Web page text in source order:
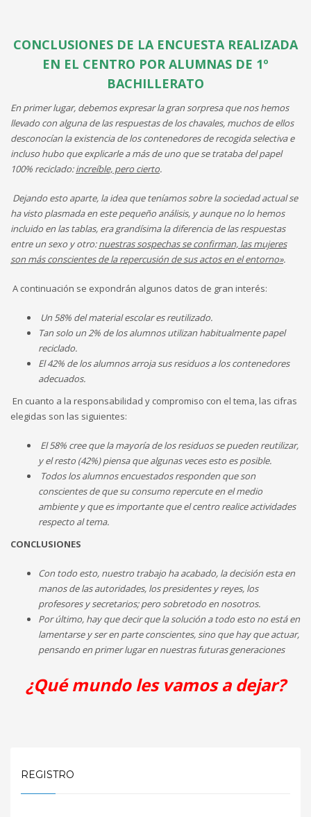
CONCLUSIONES DE LA ENCUESTA REALIZADA
EN EL CENTRO POR ALUMNAS DE 1º
BACHILLERATO
En primer lugar, debemos expresar la gran sorpresa que nos hemos
llevado con alguna de las respuestas de los chavales, muchos de ellos
desconocían la existencia de los contenedores de recogida selectiva e
incluso hubo que explicarle a más de uno que se trataba del papel
100% reciclado:increíble, pero cierto.
Dejando esto aparte, la idea que teníamos sobre la sociedad actual se
ha visto plasmada en este pequeño análisis, y aunque no lo hemos
incluido en las tablas, era grandísima la diferencia de las respuestas
entre un sexo y otro:nuestras sospechas se confirman, las mujeres
son más conscientes de la repercusión de sus actos en el entorno».
A continuación se expondrán algunos datos de gran interés:
Un 58% del material escolar es reutilizado.
Tan solo un 2% de los alumnos utilizan habitualmente papel
reciclado.
El 42% de los alumnos arroja sus residuos a los contenedores
adecuados.
En cuanto a la responsabilidad y compromiso con el tema, las cifras
elegidas son las siguientes:
El 58% cree que la mayoría de los residuos se pueden reutilizar,
y el resto (42%) piensa que algunas veces esto es posible.
Todos los alumnos encuestados responden que son
conscientes de que su consumo repercute en el medio
ambiente y que es importante que el centro realice actividades
respecto al tema.
CONCLUSIONES
Con todo esto, nuestro trabajo ha acabado, la decisión esta en
manos de las autoridades, los presidentes y reyes, los
profesores y secretarios; pero sobretodo en nosotros.
Por último, hay que decir que la solución a todo esto no está en
lamentarse y ser en parte conscientes, sino que hay que actuar,
pensando en primer lugar en nuestras futuras generaciones
¿Qué mundo les vamos a dejar?
REGISTRO